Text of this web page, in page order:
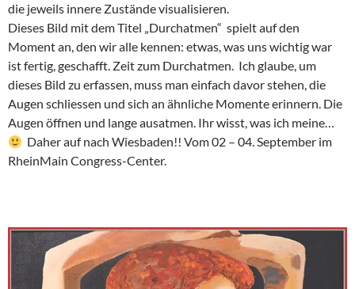
die jeweils innere Zustände visualisieren.
Dieses Bild mit dem Titel „Durchatmen“ spielt auf den
Moment an, den wir alle kennen: etwas, was uns wichtig war
ist fertig, geschafft. Zeit zum Durchatmen. Ich glaube, um
dieses Bild zu erfassen, muss man einfach davor stehen, die
Augen schliessen und sich an ähnliche Momente erinnern. Die
Augen öffnen und lange ausatmen. Ihr wisst, was ich meine…
Daher auf nach Wiesbaden!! Vom 02 – 04. September im
RheinMain Congress-Center.